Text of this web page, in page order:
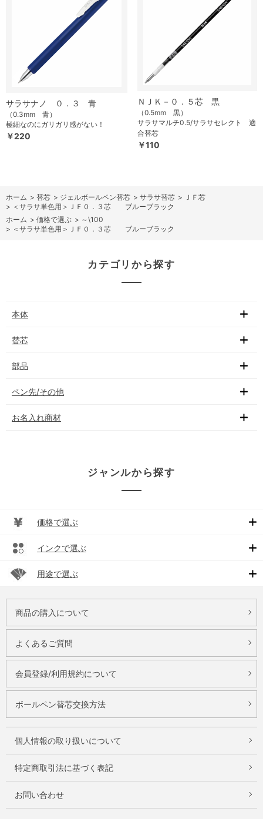
サラサナノ ０．３ 青
（0.3mm 青）
極細なのにガリガリ感がない！
￥220
ＮＪＫ－０．５芯 黒
（0.5mm 黒）
サラサマルチ0.5/サラサセレクト 適
合替芯
￥110
ホーム > 替芯 > ジェルボールペン替芯 > サラサ替芯 >
ＪＦ芯
> ＜サラサ単色用＞ＪＦ０．３芯 ブルーブラック
ホーム > 価格で選ぶ > ～\100
> ＜サラサ単色用＞ＪＦ０．３芯 ブルーブラック
カテゴリから探す
本体
替芯
部品
ペン先/その他
お名入れ商材
ジャンルから探す
価格で選ぶ
インクで選ぶ
用途で選ぶ
商品の購入について
よくあるご質問
会員登録/利用規約について
ボールペン替芯交換方法
個人情報の取り扱いについて
特定商取引法に基づく表記
お問い合わせ